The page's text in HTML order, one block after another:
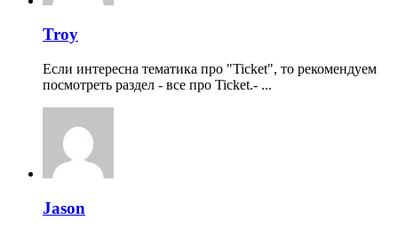
Troy
Если интересна тематика про "Ticket", то рекомендуем
посмотреть раздел - все про Ticket.- ...
Jason